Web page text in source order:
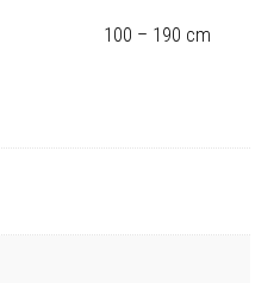
100 – 190 cm